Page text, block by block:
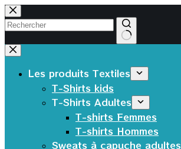
Passer
au
contenu
Aucun
résultat
Les produits Textiles
T-Shirts kids
T-Shirts Adultes
T-shirts Femmes
T-shirts Hommes
Sweats à capuche adultes